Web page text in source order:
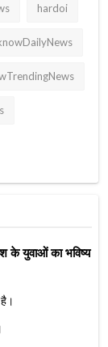
hardoi
के युवाओं का भविष्य